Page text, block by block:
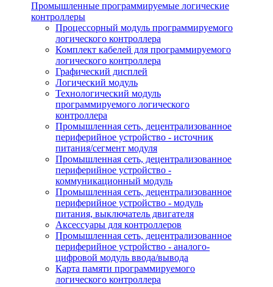
Промышленные программируемые логические
контроллеры
Процессорный модуль программируемого
логического контроллера
Комплект кабелей для программируемого
логического контроллера
Графический дисплей
Логический модуль
Технологический модуль
программируемого логического
контроллера
Промышленная сеть, децентрализованное
периферийное устройство - источник
питания/сегмент модуля
Промышленная сеть, децентрализованное
периферийное устройство -
коммуникационный модуль
Промышленная сеть, децентрализованное
периферийное устройство - модуль
питания, выключатель двигателя
Аксессуары для контроллеров
Промышленная сеть, децентрализованное
периферийное устройство - аналого-
цифровой модуль ввода/вывода
Карта памяти программируемого
логического контроллера